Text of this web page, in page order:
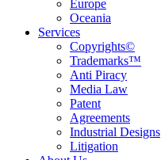
Europe
Oceania
Services
Copyrights©
Trademarks™
Anti Piracy
Media Law
Patent
Agreements
Industrial Designs
Litigation